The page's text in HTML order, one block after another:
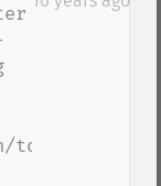
to/your/